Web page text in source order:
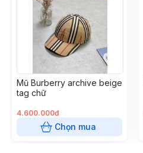
Mũ Burberry archive beige
tag chữ
4.600.000đ
Chọn mua